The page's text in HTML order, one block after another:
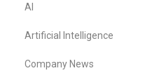
AI
Artificial Intelligence
Company News